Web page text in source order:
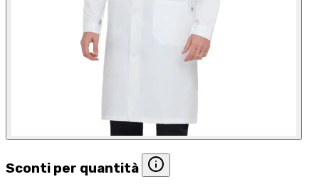
Sconti per quantità